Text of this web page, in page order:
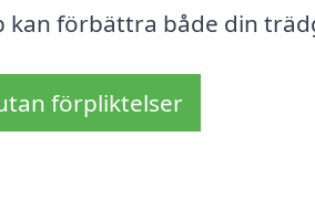
förbättra både din
förpliktelser